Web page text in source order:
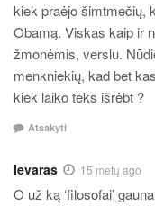
kiek praėjo šimtmečių,
Obamą. Viskas kaip ir
žmonėmis, verslu.
menkniekių, kad bet
kiek laiko teks išrėbt ?
Atsakyti
Ievaras 15 metų ago
O už ką ‘filosofai’